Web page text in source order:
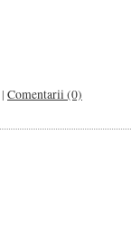
| Comentarii (0)